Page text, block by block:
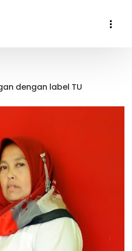
dengan label TU